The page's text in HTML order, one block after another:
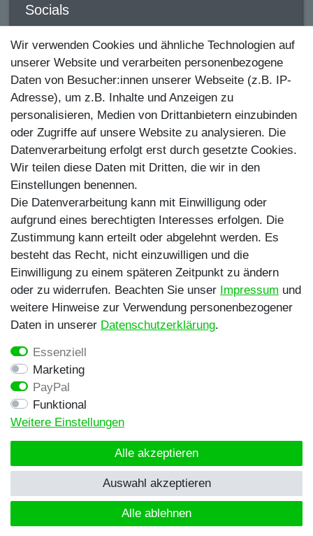
Socials
YouTube
Facebook
Instagram
TikTok
Zahlungsmethoden
Egal ob Barsch, Hecht, Zander und Co. -
Riverfighters ist der Shop für Raubfischangler -
Von Anglern für Angler
** Bei Variantenartikeln mit unterschiedlichen Preisen
pro Variante bezieht sich die angegebene UVP auf die
Variante mit dem niedrigsten Preis. Die UVP zu den
weiteren Varianten wird bei Klick auf die jeweilige
Variante angezeigt.
© Copyright 2026 | Alle Rechte vorbehalten -
Riverfighters UG
Wir verwenden Cookies und ähnliche Technologien auf
unserer Website und verarbeiten personenbezogene
Daten von Besucher:innen unserer Webseite (z.B. IP-
Adresse), um z.B. Inhalte und Anzeigen zu
personalisieren, Medien von Drittanbietern einzubinden
oder Zugriffe auf unsere Website zu analysieren. Die
Datenverarbeitung erfolgt erst durch gesetzte Cookies.
Wir teilen diese Daten mit Dritten, die wir in den
Einstellungen benennen.
Die Datenverarbeitung kann mit Einwilligung oder
aufgrund eines berechtigten Interesses erfolgen. Die
Zustimmung kann erteilt oder abgelehnt werden. Es
besteht das Recht, nicht einzuwilligen und die
Einwilligung zu einem späteren Zeitpunkt zu ändern
oder zu widerrufen. Beachten Sie unser Impressum und
weitere Hinweise zur Verwendung personenbezogener
Daten in unserer Daten­schutz­erklärung.
Essenziell
Marketing
PayPal
Funktional
Weitere Einstellungen
Alle akzeptieren
Alle ablehnen
Auswahl akzeptieren